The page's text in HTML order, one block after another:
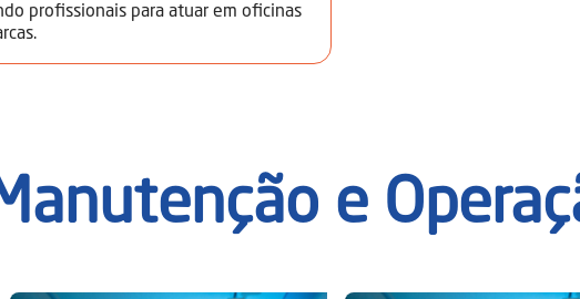
profissionais para atuar em oficinas
e